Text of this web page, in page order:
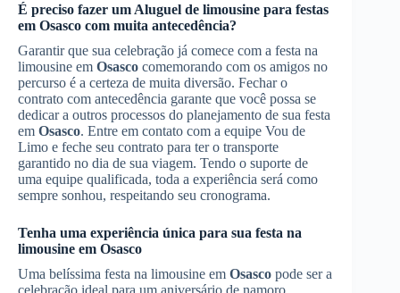
É preciso fazer um Aluguel de limousine para festas
em Osasco com muita antecedência?
Garantir que sua celebração já comece com a festa na
limousine em Osasco comemorando com os amigos no
percurso é a certeza de muita diversão. Fechar o
contrato com antecedência garante que você possa se
dedicar a outros processos do planejamento de sua festa
em Osasco. Entre em contato com a equipe Vou de
Limo e feche seu contrato para ter o transporte
garantido no dia de sua viagem. Tendo o suporte de
uma equipe qualificada, toda a experiência será como
sempre sonhou, respeitando seu cronograma.
Tenha uma experiência única para sua festa na
limousine em Osasco
Uma belíssima festa na limousine em Osasco pode ser a
celebração ideal para um aniversário de namoro,